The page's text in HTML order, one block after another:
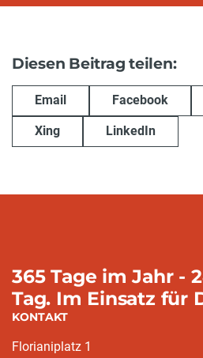
Diesen Beitrag teilen:
Email Facebook
Xing LinkedIn
365 Tage im Jahr -
Tag. Im Einsatz für
KONTAKT
Florianiplatz 1